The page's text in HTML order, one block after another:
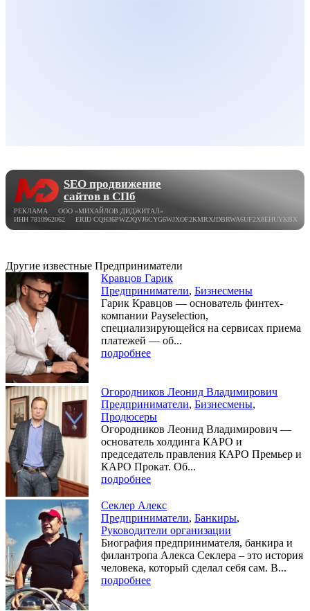
SEO продвижение
сайтов в СПб
РЕКЛАМА ООО «МИХАЙЛОВ ДИДЖИТАЛ»
ИНН 7810962062 ERID CQH36PWZJQVJ6CYG6WJXOF2KMRXJDBRWA6UF2X8EHUYKBX
Другие известные Предприниматели
Кравцов Гарик
Предприниматели, Бизнесмены
Гарик Кравцов — основатель финтех-
компании Payselection,
специализирующейся на сервисах приема
платежей — об...
подробнее
Огородников Леонид Владимирович
Предприниматели, Бизнесмены,
Продюсеры
Огородников Леонид Владимирович —
основатель холдинга КАРО и
председатель правления КАРО Премьер и
КАРО Прокат. Об...
подробнее
Секлер Алекс
Предприниматели, Банкиры,
Руководители организации
Биография предпринимателя, банкира и
филантропа Алекса Секлера – это история
человека, который сделал себя сам. В...
подробнее